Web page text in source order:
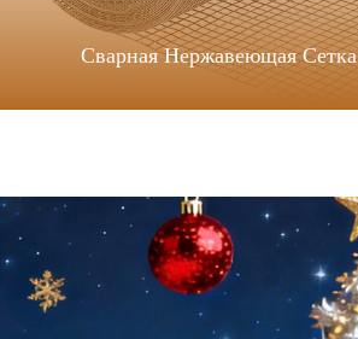
Сварная Нержавеющая Сетка